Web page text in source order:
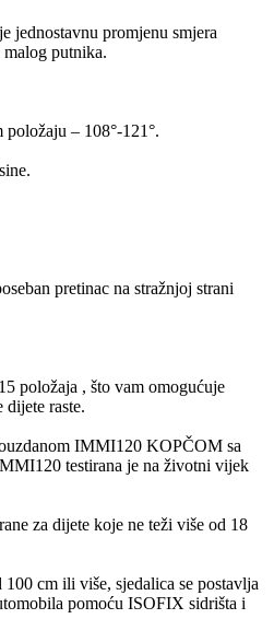
jednostavnu promjenu smjera
malog putnika.
– 108°-121°.
pretinac na stražnjoj strani
položaja , što vam omogućuje
dijete raste.
IMMI120 KOPČOM sa
testirana je na životni vijek
za dijete koje ne teži više od 18
cm ili više, sjedalica se postavlja
pomoću ISOFIX sidrišta i